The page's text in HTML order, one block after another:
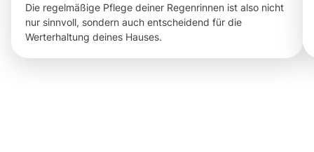
Die regelmäßige Pflege deiner Regenrinnen ist also nicht
nur sinnvoll, sondern auch entscheidend für die
Werterhaltung deines Hauses.